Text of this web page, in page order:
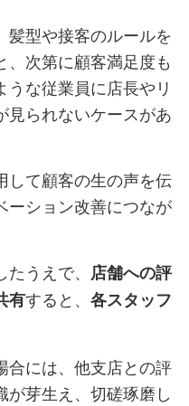
髪型や接客のルールを
次第に顧客満足度も
な従業員に店長やリ
見られないケースがあ
して顧客の生の声を伝
ーション改善につなが
うえで、 店舗への評
有すると、 各スタッフ
合には、他支店との評
芽生え、切磋琢磨し